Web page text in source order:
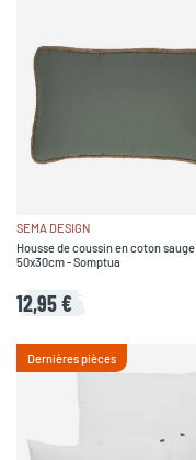
SEMA DESIGN
Housse de coussin en coton sauge
50x30cm - Somptua
12,95 €
Dernières pièces